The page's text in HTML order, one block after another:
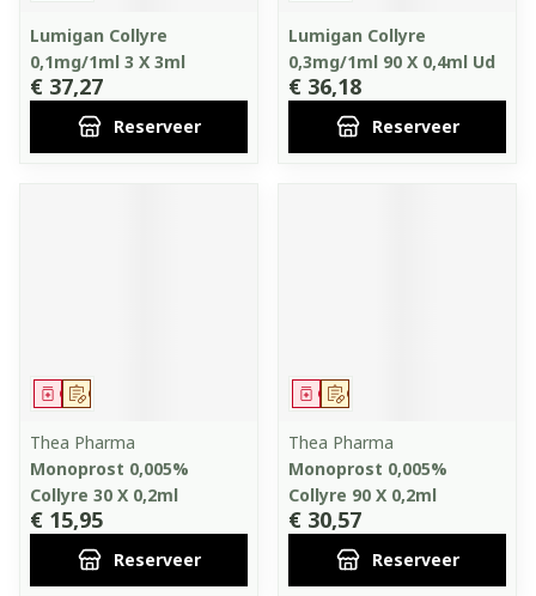
Lumigan Collyre
0,1mg/1ml 3 X 3ml
€ 37,27
Reserveer
Lumigan Collyre
0,3mg/1ml 90 X 0,4ml Ud
€ 36,18
Reserveer
Op voorschrift
Geneesmiddel
Thea Pharma
Monoprost 0,005%
Collyre 30 X 0,2ml
€ 15,95
Reserveer
Op voorschrift
Geneesmiddel
Thea Pharma
Monoprost 0,005%
Collyre 90 X 0,2ml
€ 30,57
Reserveer